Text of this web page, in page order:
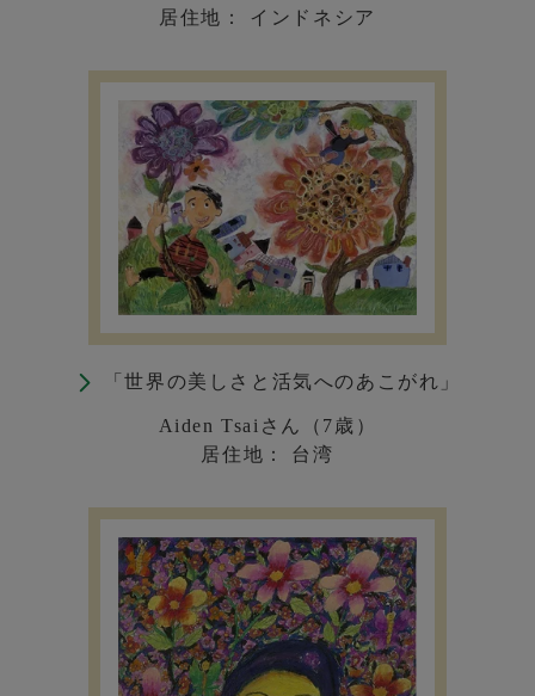
居住地： インドネシア
「世界の美しさと活気へのあこがれ」
Aiden Tsaiさん（7歳）
居住地： 台湾